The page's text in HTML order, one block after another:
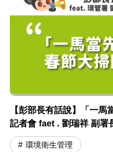
【彭部長有話說】「一
記者會 faet . 劉瑞祥 副署
環境衛生管理